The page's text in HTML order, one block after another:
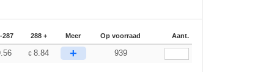
287 288 + Meer Op voorraad Aant.
€8.84 + 939